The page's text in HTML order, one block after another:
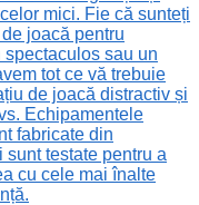
mici. Fie că sunteți
joacă pentru
sau un
tot ce vă trebuie
de joacă distractiv și
Echipamentele
fabricate din
testate pentru a
cu cele mai înalte